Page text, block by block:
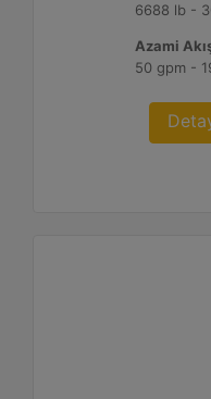
6688 lb -
Azami
50 gpm -